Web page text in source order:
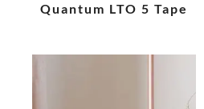
Quantum LTO 5 Tape